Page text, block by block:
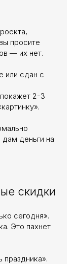
просите
— их нет.
или сдан с
2-3
деньги на
скидки
сегодня».
Это пахнет
праздника».